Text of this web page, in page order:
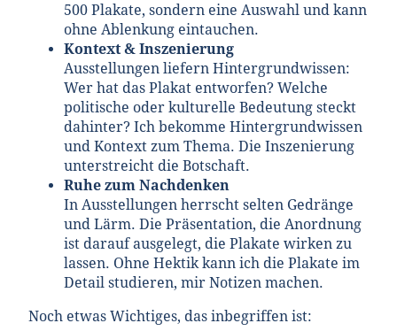
500 Plakate, sondern eine Auswahl und kann
ohne Ablenkung eintauchen.
Kontext & Inszenierung
Ausstellungen liefern Hintergrundwissen:
Wer hat das Plakat entworfen? Welche
politische oder kulturelle Bedeutung steckt
dahinter? Ich bekomme Hintergrundwissen
und Kontext zum Thema. Die Inszenierung
unterstreicht die Botschaft.
Ruhe zum Nachdenken
In Ausstellungen herrscht selten Gedränge
und Lärm. Die Präsentation, die Anordnung
ist darauf ausgelegt, die Plakate wirken zu
lassen. Ohne Hektik kann ich die Plakate im
Detail studieren, mir Notizen machen.
Noch etwas Wichtiges, das inbegriffen ist: